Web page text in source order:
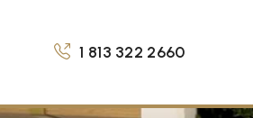
1 813 322 2660